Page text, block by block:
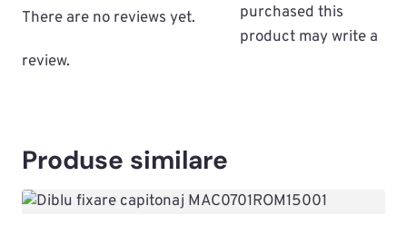
There are no reviews yet.
purchased this
product may write a
review.
Produse similare